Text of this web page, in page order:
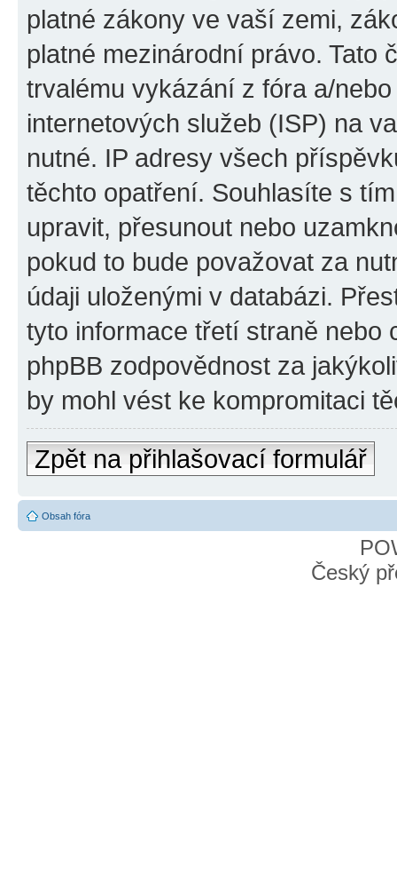
platné zákony ve vaší zemi,
platné mezinárodní právo. Tato
trvalému vykázání z fóra a/
internetových služeb (ISP) na
nutné. IP adresy všech
těchto opatření. Souhlasíte s
upravit, přesunout nebo
pokud to bude považovat za
údaji uloženými v databázi.
tyto informace třetí straně nebo
phpBB zodpovědnost za
by mohl vést ke kompromitaci
Zpět na přihlašovací formulář
Obsah fóra
Český